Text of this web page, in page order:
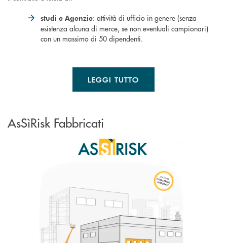
studi e Agenzie: attività di ufficio in genere (senza
esistenza alcuna di merce, se non eventuali campionari)
con un massimo di 50 dipendenti.
LEGGI TUTTO
AsSìRisk Fabbricati